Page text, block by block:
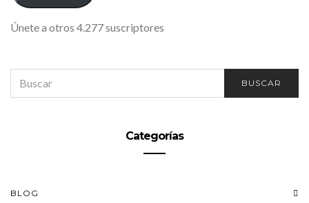
Únete a otros 4.277 suscriptores
FOR:
BUSCAR
Categorías
BLOG